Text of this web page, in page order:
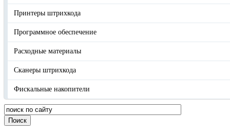
Принтеры штрихкода
Программное обеспечение
Расходные материалы
Сканеры штрихкода
Фискальные накопители